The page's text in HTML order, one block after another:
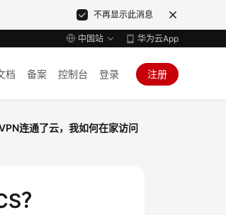
不再显示此消息
中国站 华为云App
档 备案 控制台 登录 注册
连通了云，我如何在家访问
？